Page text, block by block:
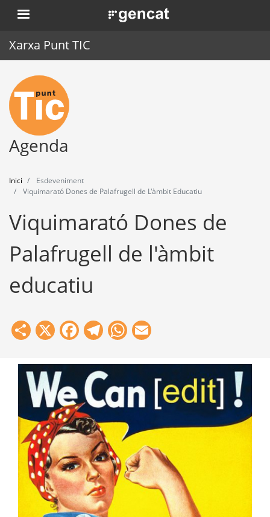
Vés
al
. Obre en una nova finestra.
Xarxa Punt TIC
Inici
Punt TIC
Actualitat
Formació
Eines
Agenda
Inici
Esdeveniment
Viquimarató Dones de Palafrugell de L'àmbit Educatiu
Viquimarató Dones de
Palafrugell de l'àmbit
educatiu
Share
X Facebook
Telegram
WhatsApp